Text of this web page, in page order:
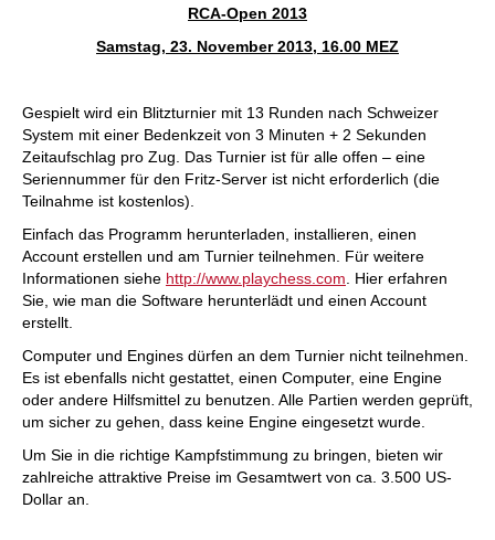
RCA-Open 2013
Samstag, 23. November 2013, 16.00 MEZ
Gespielt wird ein Blitzturnier mit 13 Runden nach Schweizer
System mit einer Bedenkzeit von 3 Minuten + 2 Sekunden
Zeitaufschlag pro Zug. Das Turnier ist für alle offen – eine
Seriennummer für den Fritz-Server ist nicht erforderlich (die
Teilnahme ist kostenlos).
Einfach das Programm herunterladen, installieren, einen
Account erstellen und am Turnier teilnehmen. Für weitere
Informationen siehe http://www.playchess.com . Hier erfahren
Sie, wie man die Software herunterlädt und einen Account
erstellt.
Computer und Engines dürfen an dem Turnier nicht teilnehmen.
Es ist ebenfalls nicht gestattet, einen Computer, eine Engine
oder andere Hilfsmittel zu benutzen. Alle Partien werden geprüft,
um sicher zu gehen, dass keine Engine eingesetzt wurde.
Um Sie in die richtige Kampfstimmung zu bringen, bieten wir
zahlreiche attraktive Preise im Gesamtwert von ca. 3.500 US-
Dollar an.